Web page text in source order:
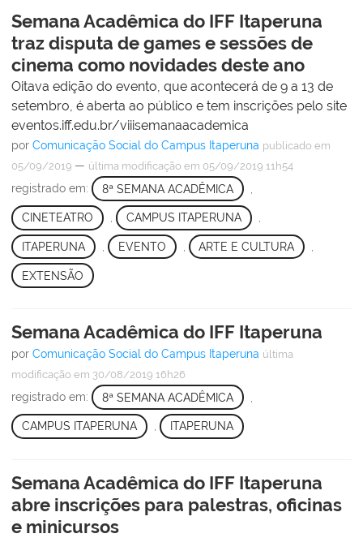
Semana Acadêmica do IFF Itaperuna
traz disputa de games e sessões de
cinema como novidades deste ano
Oitava edição do evento, que acontecerá de 9 a 13 de
setembro, é aberta ao público e tem inscrições pelo site
eventos.iff.edu.br/viiisemanaacademica
por Comunicação Social do Campus Itaperuna publicado em
05/09/2019 — última modificação em 05/09/2019 11h54
registrado em: 8ª SEMANA ACADÊMICA
CINETEATRO , CAMPUS ITAPERUNA ,
ITAPERUNA EVENTO ARTE E CULTURA
EXTENSÃO
Semana Acadêmica do IFF Itaperuna
por Comunicação Social do Campus Itaperuna última
modificação em 30/08/2019 16h26
registrado em: 8ª SEMANA ACADÊMICA
CAMPUS ITAPERUNA , ITAPERUNA
Semana Acadêmica do IFF Itaperuna
abre inscrições para palestras, oficinas
e minicursos